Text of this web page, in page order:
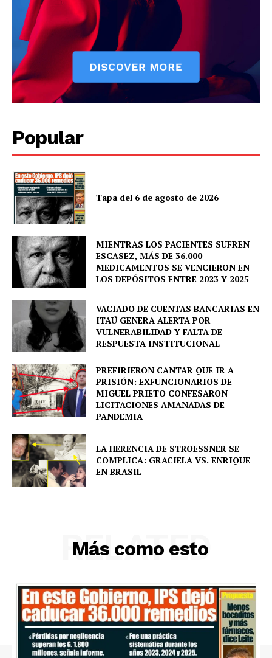
News Week
Magazine PRO
SUBSCRIBE NOW
Company
Contact us
Comparte esto:
Popular
Tapa del 6 de agosto de 2026
MIENTRAS LOS PACIENTES SUFREN
ESCASEZ, MÁS DE 36.000
MEDICAMENTOS SE VENCIERON EN
LOS DEPÓSITOS ENTRE 2023 Y 2025
VACIADO DE CUENTAS BANCARIAS EN
ITAÚ GENERA ALERTA POR
VULNERABILIDAD Y FALTA DE
RESPUESTA INSTITUCIONAL
PREFIRIERON CANTAR QUE IR A
PRISIÓN: EXFUNCIONARIOS DE
MIGUEL PRIETO CONFESARON
LICITACIONES AMAÑADAS DE
PANDEMIA
LA HERENCIA DE STROESSNER SE
COMPLICA: GRACIELA VS. ENRIQUE
EN BRASIL
Más como esto
RELATED